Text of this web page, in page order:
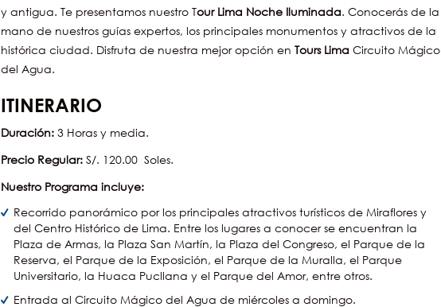
y antigua. Te presentamos nuestro Tour Lima Noche Iluminada. Conocerás de la
mano de nuestros guías expertos, los principales monumentos y atractivos de la
histórica ciudad. Disfruta de nuestra mejor opción en Tours Lima Circuito Mágico
del Agua.
ITINERARIO
Duración: 3 Horas y media.
Precio Regular: S/. 120.00 Soles.
Nuestro Programa incluye:
Recorrido panorámico por los principales atractivos turísticos de Miraflores y
del Centro Histórico de Lima. Entre los lugares a conocer se encuentran la
Plaza de Armas, la Plaza San Martín, la Plaza del Congreso, el Parque de la
Reserva, el Parque de la Exposición, el Parque de la Muralla, el Parque
Universitario, la Huaca Pucllana y el Parque del Amor, entre otros.
Entrada al Circuito Mágico del Agua de miércoles a domingo.